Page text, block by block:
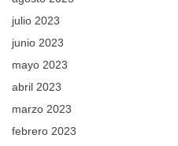
julio 2023
junio 2023
mayo 2023
abril 2023
marzo 2023
febrero 2023